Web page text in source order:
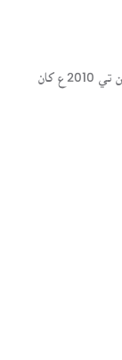
سنڌسلامت ڪتاب گهر ھڪ آن لائين لائبريري آھي، جنھن تي 2010ع کان